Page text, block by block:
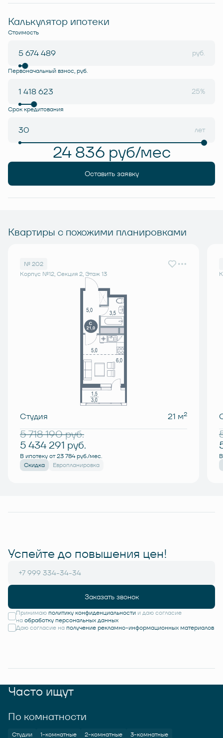
Калькулятор ипотеки
Стоимость
руб.
Первоначальный взнос, руб.
25%
Срок кредитования
лет
24 836 руб/мес
Оставить заявку
Квартиры с похожими планировками
№ 202
Корпус №12, Секция 2, Этаж 13
Студия 21 м2
5 718 190руб.
5 434 291 руб.
В ипотеку от 23 784 руб./мес.
Скидка
Европланировка
Успейте до повышения цен!
Заказать звонок
Принимаю политику конфиденциальностии даю согласие
на обработку персональных данных
Даю согласие на получение рекламно-информационных материалов
Часто ищут
По комнатности
Студии 1-комнатные 2-комнатные 3-комнатные